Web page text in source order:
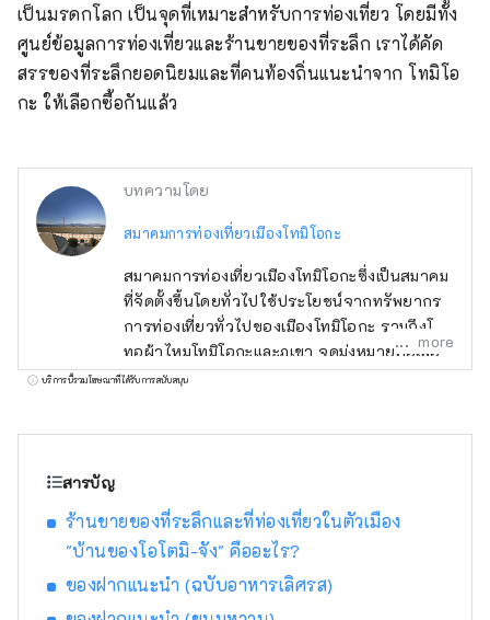
เป็นมรดกโลก เป็นจุดที่เหมาะสำหรับการท่องเที่ยว โดยมีทั้ง
ศูนย์ข้อมูลการท่องเที่ยวและร้านขายของที่ระลึก เราได้คัด
สรรของที่ระลึกยอดนิยมและที่คนท้องถิ่นแนะนำจาก โทมิโอ
กะ ให้เลือกซื้อกันแล้ว
บทความโดย
สมาคมการท่องเที่ยวเมืองโทมิโอกะ
สมาคมการท่องเที่ยวเมืองโทมิโอกะซึ่งเป็นสมาคม
ที่จัดตั้งขึ้นโดยทั่วไปใช้ประโยชน์จากทรัพยากร
การท่องเที่ยวทั่วไปของเมืองโทมิโอกะ รวมถึงโรง
ทอผ้าไหมโทมิโอกะและภูเขา จุดมุ่งหมายคือเพื่อ
เพิ่มจำนวนผู้คนที่มีปฏิสัมพันธ์และการพัฒนา
more
บริการนี้รวมโฆษณาที่ได้รับการสนับสนุน
สารบัญ
ร้านขายของที่ระลึกและที่ท่องเที่ยวในตัวเมือง
"บ้านของโอโตมิ-จัง" คืออะไร?
ของฝากแนะนำ (ฉบับอาหารเลิศรส)